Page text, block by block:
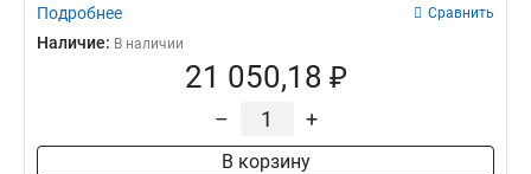
Подробнее Сравнить
Наличие: В наличии
21 050,18 ₽
– +
В корзину